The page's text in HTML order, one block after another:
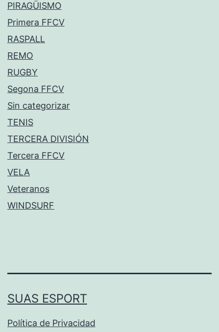
PIRAGÜISMO
Primera FFCV
RASPALL
REMO
RUGBY
Segona FFCV
Sin categorizar
TENIS
TERCERA DIVISIÓN
Tercera FFCV
VELA
Veteranos
WINDSURF
SUAS ESPORT
Política de Privacidad